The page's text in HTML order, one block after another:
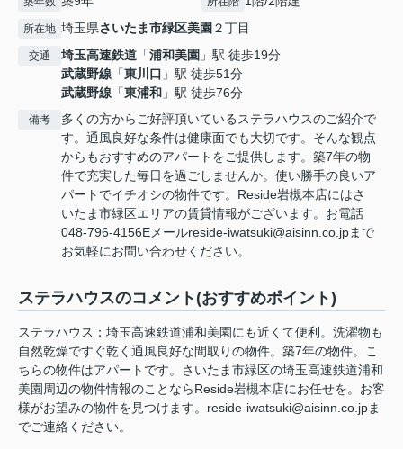
所在地 埼玉県さいたま市緑区美園 ２丁目
交通 埼玉高速鉄道 「浦和美園 」駅 徒歩19分
武蔵野線 「東川口 」駅 徒歩51分
武蔵野線 「東浦和 」駅 徒歩76分
備考
多くの方からご好評頂いているステラハウスのご紹介で
す。通風良好な条件は健康面でも大切です。そんな観点
からもおすすめのアパートをご提供します。築7年の物
件で充実した毎日を過ごしませんか。使い勝手の良いア
パートでイチオシの物件です。Reside岩槻本店にはさ
いたま市緑区エリアの賃貸情報がございます。お電話
048-796-4156Eメールreside-iwatsuki@aisinn.co.jpまで
お気軽にお問い合わせください。
ステラハウスのコメント(おすすめポイント)
ステラハウス：埼玉高速鉄道浦和美園にも近くて便利。洗濯物も
自然乾燥ですぐ乾く通風良好な間取りの物件。築7年の物件。こ
ちらの物件はアパートです。さいたま市緑区の埼玉高速鉄道浦和
美園周辺の物件情報のことならReside岩槻本店にお任せを。お客
様がお望みの物件を見つけます。reside-iwatsuki@aisinn.co.jpま
でご連絡ください。